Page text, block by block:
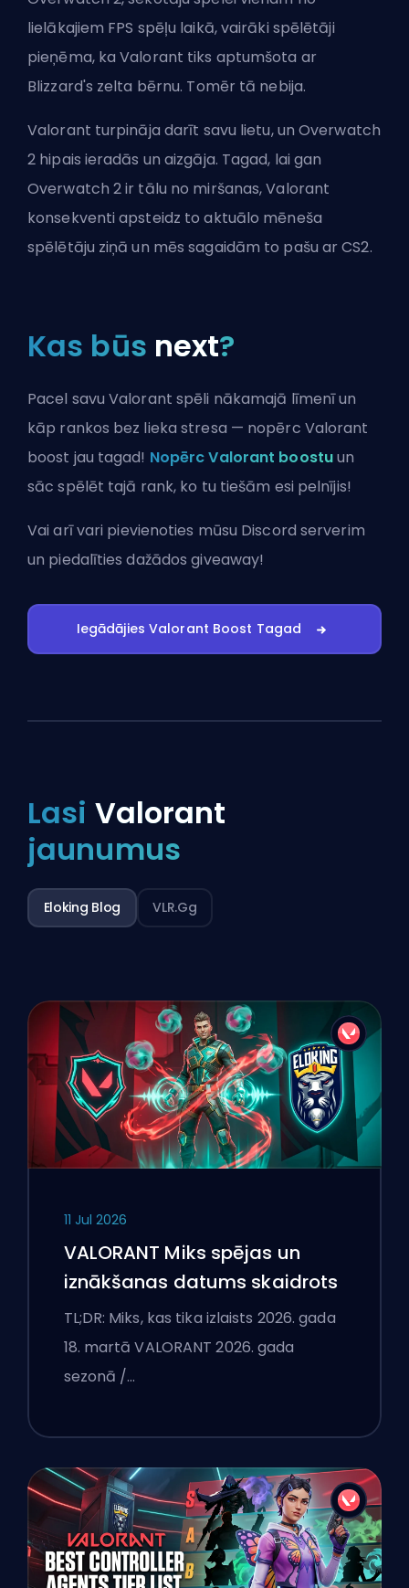
lielākajiem FPS spēļu laikā, vairāki spēlētāji
pieņēma, ka Valorant tiks aptumšota ar
Blizzard's zelta bērnu. Tomēr tā nebija.
Valorant turpināja darīt savu lietu, un Overwatch
2 hipais ieradās un aizgāja. Tagad, lai gan
Overwatch 2 ir tālu no miršanas, Valorant
konsekventi apsteidz to aktuālo mēneša
spēlētāju ziņā un mēs sagaidām to pašu ar CS2.
Kas būs next?
Pacel savu Valorant spēli nākamajā līmenī un
kāp rankos bez lieka stresa — nopērc Valorant
boost jau tagad! Nopērc Valorant boostuun
sāc spēlēt tajā rank, ko tu tiešām esi pelnījis!
Vai arī vari pievienoties mūsu Discord serverim
un piedalīties dažādos giveaway!
Iegādājies Valorant Boost Tagad
Lasi Valorant
jaunumus
Eloking Blog VLR.gg
11 Jul 2026
VALORANT Miks spējas un
iznākšanas datums skaidrots
TL;DR: Miks, kas tika izlaists 2026. gada
18. martā VALORANT 2026. gada
sezonā /…